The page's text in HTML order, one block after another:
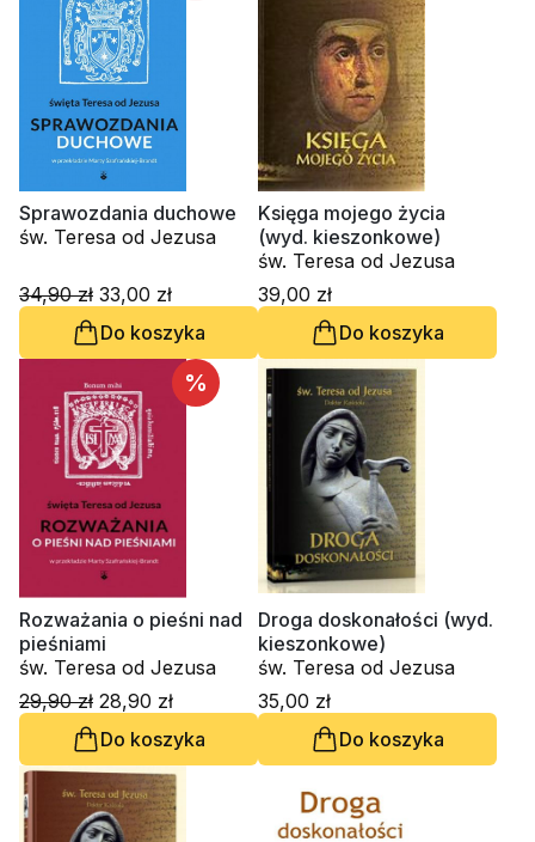
Sprawozdania duchowe
św. Teresa od Jezusa
34,90 zł 33,00 zł
Do koszyka
Księga mojego życia
(wyd. kieszonkowe)
św. Teresa od Jezusa
39,00 zł
Do koszyka
%
Rozważania o pieśni nad
pieśniami
św. Teresa od Jezusa
29,90 zł 28,90 zł
Do koszyka
Droga doskonałości (wyd.
kieszonkowe)
św. Teresa od Jezusa
35,00 zł
Do koszyka